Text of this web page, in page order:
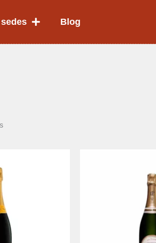
Blog